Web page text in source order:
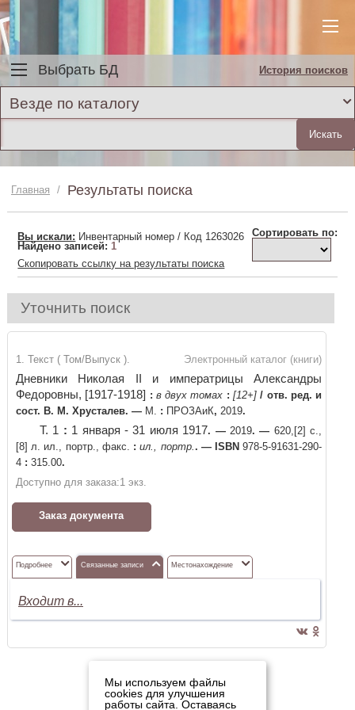
Выбрать БД История поисков
Везде по каталогу
Главная / Результаты поиска
Сортировать по:
Вы искали: Инвентарный номер / Код 1263026
Найдено записей:1
Скопировать ссылку на результаты поиска
Уточнить поиск
Электронный каталог (книги)
1. Текст ( Том/Выпуск ).
Дневники Николая II и императрицы Александры
Федоровны, [1917-1918] : в двух томах : [12+] / отв. ред. и
сост. В. М. Хрусталев. —М. : ПРОЗАиК, 2019.
Т. 1 : 1 января - 31 июля 1917. —2019. — 620,[2] с.,
[8] л. ил., портр., факс. : ил., портр.. — ISBN 978-5-91631-290-
4 : 315.00.
Доступно для заказа:1 экз.
Заказ документа
Подробнее Связанные записи Местонахождение
Входит в...
Мы используем файлы
cookies для улучшения
работы сайта. Оставаясь